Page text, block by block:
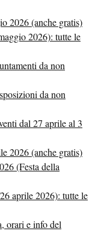
2026 (anche gratis)
2026): tutte le
da non
da non
dal 27 aprile al 3
2026 (anche gratis)
(Festa della
aprile 2026): tutte le
orari e info del